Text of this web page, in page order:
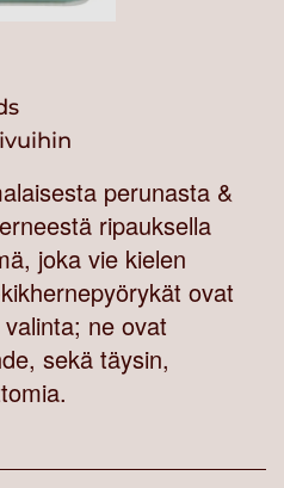
perunasta &
ripauksella
joka vie kielen
ovat
ne ovat
sekä täysin,